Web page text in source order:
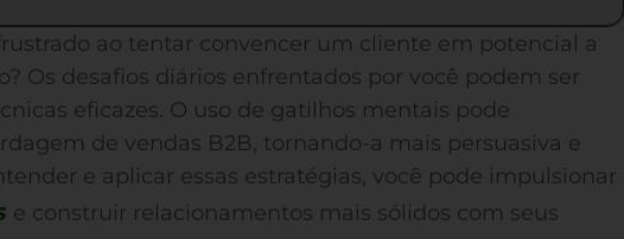
ao tentar convencer um cliente em potencial a
Os desafios diários enfrentados por você podem ser
eficazes. O uso de gatilhos mentais pode
de vendas B2B, tornando-a mais persuasiva e
e aplicar essas estratégias, você pode impulsionar
e construir relacionamentos mais sólidos com seus